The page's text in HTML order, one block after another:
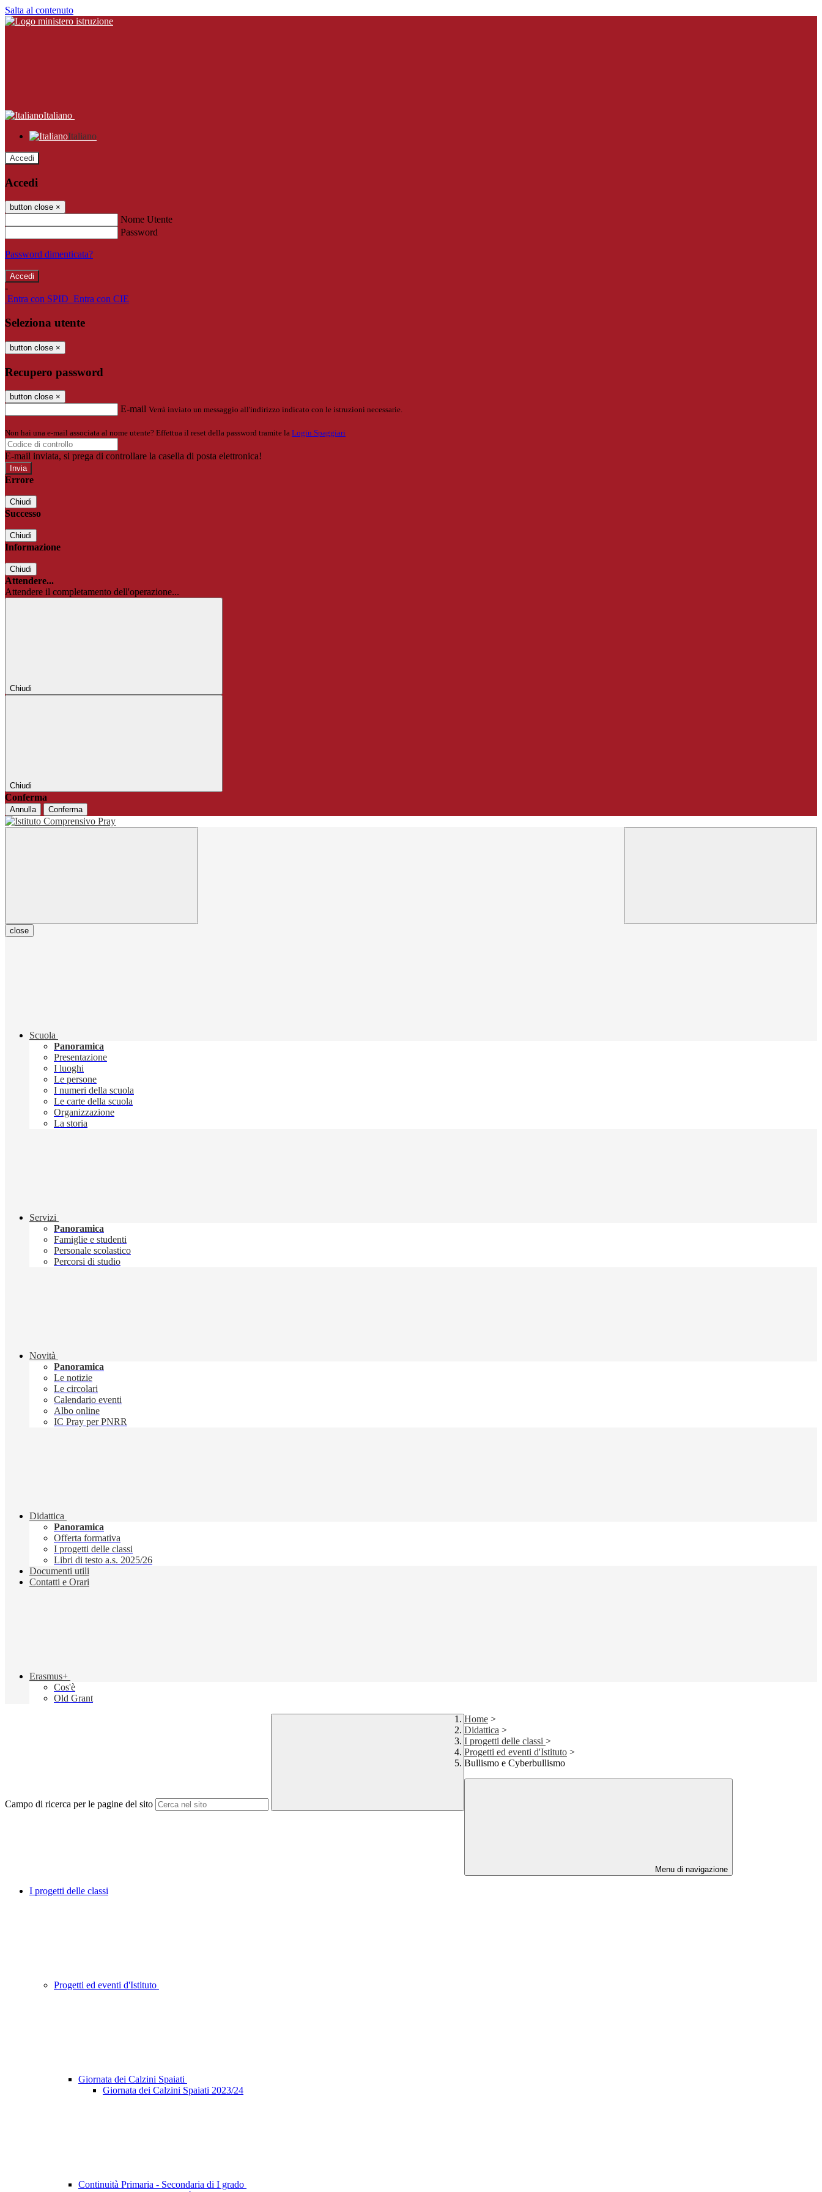
Salta al contenuto
Italiano
Italiano
Accedi
Accedi
button close ×
Nome Utente
Password
Password dimenticata?
-
Entra con SPID Entra con CIE
Seleziona utente
button close ×
Recupero password
button close ×
E-mail Verrà inviato un messaggio all'indirizzo indicato con le istruzioni necessarie.
Non hai una e-mail associata al nome utente? Effettua il reset della password tramite la Login Spaggiari
E-mail inviata, si prega di controllare la casella di posta elettronica!
Errore
Chiudi
Successo
Chiudi
Informazione
Chiudi
Attendere...
Attendere il completamento dell'operazione...
Chiudi
Chiudi
Conferma
Annulla Conferma
close
Scuola
Panoramica
Presentazione
I luoghi
Le persone
I numeri della scuola
Le carte della scuola
Organizzazione
La storia
Servizi
Panoramica
Famiglie e studenti
Personale scolastico
Percorsi di studio
Novità
Panoramica
Le notizie
Le circolari
Calendario eventi
Albo online
IC Pray per PNRR
Didattica
Panoramica
Offerta formativa
I progetti delle classi
Libri di testo a.s. 2025/26
Documenti utili
Contatti e Orari
Erasmus+
Cos'è
Old Grant
Campo di ricerca per le pagine del sito
Home >
Didattica >
I progetti delle classi >
Progetti ed eventi d'Istituto >
Bullismo e Cyberbullismo
Menu di navigazione
I progetti delle classi
Progetti ed eventi d'Istituto
Giornata dei Calzini Spaiati
Giornata dei Calzini Spaiati 2023/24
Continuità Primaria - Secondaria di I grado